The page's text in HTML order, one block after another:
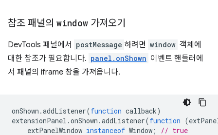
참조 패널의 window 가져오기
DevTools 패널에서 postMessage 하려면 window 객체에
대한 참조가 필요합니다. panel.onShown 이벤트 핸들러에
서 패널의 iframe 창을 가져옵니다.
onShown .addListener(function callback)
extensionPanel .onShown .addListener(function (
extPanelWindow instanceof Window ;
// true